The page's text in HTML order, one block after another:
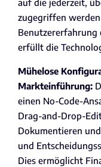
auf die jederzeit,
zugegriffen
erfüllt die
Mühelose
Markteinführung:
einen No-Code-
Drag-and-Drop-
Dokumentieren
und
Dies ermöglicht